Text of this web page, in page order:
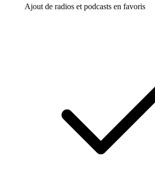
Ajout de radios et podcasts en favoris